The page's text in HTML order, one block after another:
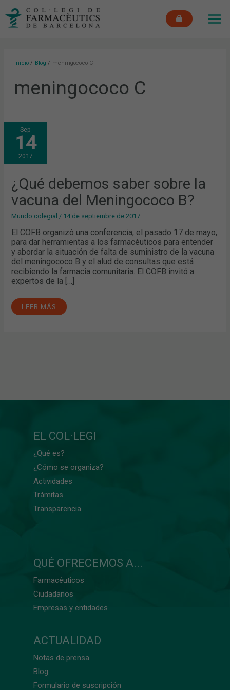
Inicio Blog meningococo C
meningococo C
Sep
14
2017
¿Qué debemos saber sobre la
vacuna del Meningococo B?
Mundo colegial / 14 de septiembre de 2017
El COFB organizó una conferencia, el pasado 17 de mayo,
para dar herramientas a los farmacéuticos para entender
y abordar la situación de falta de suministro de la vacuna
del meningococo B y el alud de consultas que está
recibiendo la farmacia comunitaria. El COFB invitó a
expertos de la […]
¿QUÉ
DEBEMOS
SABER
SOBRE
LA
VACUNA
DEL
B?
LEER MÁS
EL COL·LEGI
¿Qué es?
¿Cómo se organiza?
Actividades
Trámitas
Transparencia
QUÉ OFRECEMOS A...
Farmacéuticos
Ciudadanos
Empresas y entidades
ACTUALIDAD
Notas de prensa
Blog
Formulario de suscripción